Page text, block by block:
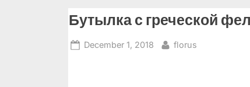
Бутылка с греческой
Posted
December 1, 2018 By
florus